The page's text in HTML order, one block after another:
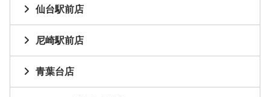
仙台駅前店
尼崎駅前店
青葉台店